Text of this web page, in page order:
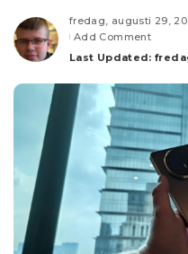
fredag, augusti 29,
Add Comment
Last Updated: